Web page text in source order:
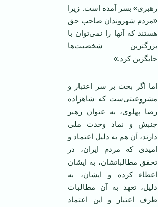
رهبری» بسر آمده است. زیرا
«مردم شهروندان صاحب حق
هستند که آنها را نمی‌توان با
بزرگترین شخصیت‌ها
جایگزین کرد.»
اما اگر بحث بر سر اعتبار و
مشروعیتی‌ست که شاهزاده
رضا پهلوی، به عنوان رهبر
جنبش و نماد وحدت ملی
دارند، آن هم به دلیل اعتماد و
امیدی که مردم ایران، در
تحقق مطالباتشان، به ایشان
اعطاء کرده‌ و ایشان، به
دلیل، تعهد به آن مطالبات
طرف اعتبار و این اعتماد